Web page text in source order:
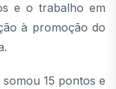
e o trabalho em
à promoção do
15 pontos e